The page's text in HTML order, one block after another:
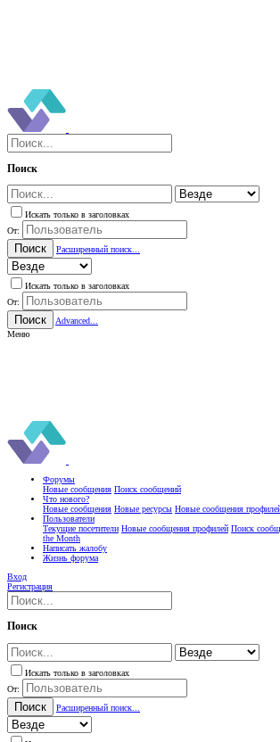
Поиск
Искать только в заголовках
От:
Поиск Расширенный поиск...
Искать только в заголовках
От:
Поиск
Advanced...
Меню
Форумы
Новые сообщения Поиск сообщений
Что нового?
Новые сообщения Новые ресурсы Новые сообщения
Пользователи
Текущие посетители Новые сообщения профилей Поиск
the Month
Написать жалобу
Жизнь форума
Вход
Регистрация
Поиск
Искать только в заголовках
От:
Поиск Расширенный поиск...